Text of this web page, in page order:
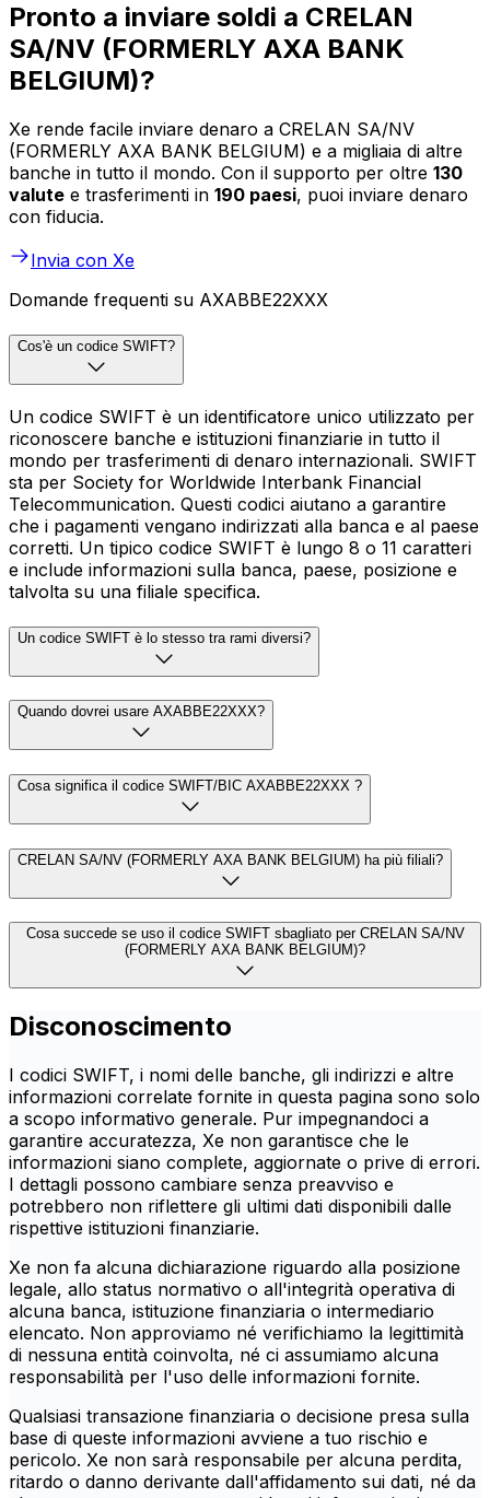
Pronto a inviare soldi a CRELAN
SA/NV (FORMERLY AXA BANK
BELGIUM)?
Xe rende facile inviare denaro a CRELAN SA/NV
(FORMERLY AXA BANK BELGIUM) e a migliaia di altre
banche in tutto il mondo. Con il supporto per oltre 130
valute e trasferimenti in 190 paesi, puoi inviare denaro
con fiducia.
Invia con Xe
Domande frequenti su AXABBE22XXX
Cos'è un codice SWIFT?
Un codice SWIFT è un identificatore unico utilizzato per
riconoscere banche e istituzioni finanziarie in tutto il
mondo per trasferimenti di denaro internazionali. SWIFT
sta per Society for Worldwide Interbank Financial
Telecommunication. Questi codici aiutano a garantire
che i pagamenti vengano indirizzati alla banca e al paese
corretti. Un tipico codice SWIFT è lungo 8 o 11 caratteri
e include informazioni sulla banca, paese, posizione e
talvolta su una filiale specifica.
Un codice SWIFT è lo stesso tra rami diversi?
Quando dovrei usare AXABBE22XXX?
Cosa significa il codice SWIFT/BIC AXABBE22XXX ?
CRELAN SA/NV (FORMERLY AXA BANK BELGIUM) ha più filiali?
Cosa succede se uso il codice SWIFT sbagliato per CRELAN SA/NV
(FORMERLY AXA BANK BELGIUM)?
Disconoscimento
I codici SWIFT, i nomi delle banche, gli indirizzi e altre
informazioni correlate fornite in questa pagina sono solo
a scopo informativo generale. Pur impegnandoci a
garantire accuratezza, Xe non garantisce che le
informazioni siano complete, aggiornate o prive di errori.
I dettagli possono cambiare senza preavviso e
potrebbero non riflettere gli ultimi dati disponibili dalle
rispettive istituzioni finanziarie.
Xe non fa alcuna dichiarazione riguardo alla posizione
legale, allo status normativo o all'integrità operativa di
alcuna banca, istituzione finanziaria o intermediario
elencato. Non approviamo né verifichiamo la legittimità
di nessuna entità coinvolta, né ci assumiamo alcuna
responsabilità per l'uso delle informazioni fornite.
Qualsiasi transazione finanziaria o decisione presa sulla
base di queste informazioni avviene a tuo rischio e
pericolo. Xe non sarà responsabile per alcuna perdita,
ritardo o danno derivante dall'affidamento sui dati, né da